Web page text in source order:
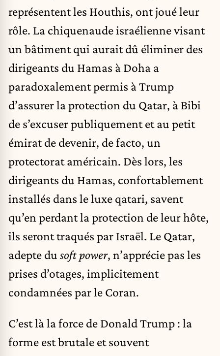
représentent les Houthis, ont joué leur
rôle. La chiquenaude israélienne visant
un bâtiment qui aurait dû éliminer des
dirigeants du Hamas à Doha a
paradoxalement permis à Trump
d’assurer la protection du Qatar, à Bibi
de s’excuser publiquement et au petit
émirat de devenir, de facto, un
protectorat américain. Dès lors, les
dirigeants du Hamas, confortablement
installés dans le luxe qatari, savent
qu’en perdant la protection de leur hôte,
ils seront traqués par Israël. Le Qatar,
adepte du soft power, n’apprécie pas les
prises d’otages, implicitement
condamnées par le Coran.
C’est là la force de Donald Trump : la
forme est brutale et souvent